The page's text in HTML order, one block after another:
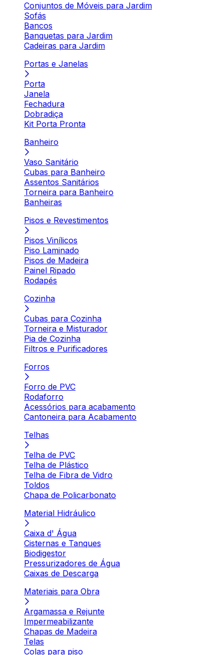
Conjuntos de Móveis para Jardim
Sofás
Bancos
Banquetas para Jardim
Cadeiras para Jardim
Portas e Janelas
Porta
Janela
Fechadura
Dobradiça
Kit Porta Pronta
Banheiro
Vaso Sanitário
Cubas para Banheiro
Assentos Sanitários
Torneira para Banheiro
Banheiras
Pisos e Revestimentos
Pisos Vinílicos
Piso Laminado
Pisos de Madeira
Painel Ripado
Rodapés
Cozinha
Cubas para Cozinha
Torneira e Misturador
Pia de Cozinha
Filtros e Purificadores
Forros
Forro de PVC
Rodaforro
Acessórios para acabamento
Cantoneira para Acabamento
Telhas
Telha de PVC
Telha de Plástico
Telha de Fibra de Vidro
Toldos
Chapa de Policarbonato
Material Hidráulico
Caixa d' Água
Cisternas e Tanques
Biodigestor
Pressurizadores de Água
Caixas de Descarga
Materiais para Obra
Argamassa e Rejunte
Impermeabilizante
Chapas de Madeira
Telas
Colas para piso